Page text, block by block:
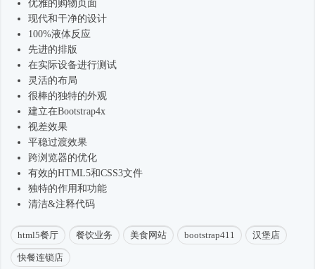
优雅的购物页面
现代和干净的设计
100%液体反应
先进的排版
在实际设备进行测试
灵活的布局
很棒的独特的外观
建立在Bootstrap4x
视差效果
平稳过渡效果
跨浏览器的优化
有效的HTML5和CSS3文件
独特的作用和功能
清洁&注释代码
html5餐厅 餐饮业务 美食网站 bootstrap411 汉堡店
快餐连锁店